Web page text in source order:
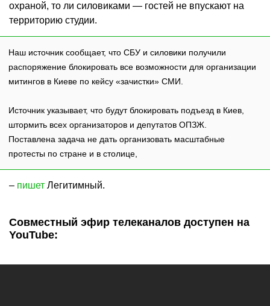
охраной, то ли силовиками — гостей не впускают на
территорию студии.
Наш источник сообщает, что СБУ и силовики получили
распоряжение блокировать все возможности для организации
митингов в Киеве по кейсу «зачистки» СМИ.
Источник указывает, что будут блокировать подъезд в Киев,
штормить всех организаторов и депутатов ОПЗЖ.
Поставлена задача не дать организовать масштабные
протесты по стране и в столице,
– пишет Легитимный.
Совместный эфир телеканалов доступен на
YouTube: